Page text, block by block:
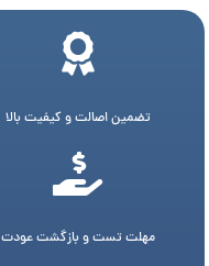
تضمین اصالت و کیفیت بالا
مهلت تست و بازگشت عودت